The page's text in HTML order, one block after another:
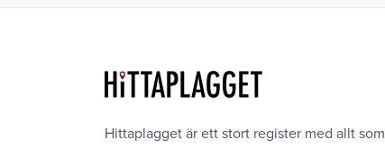
Hittaplagget är ett stort register med allt som